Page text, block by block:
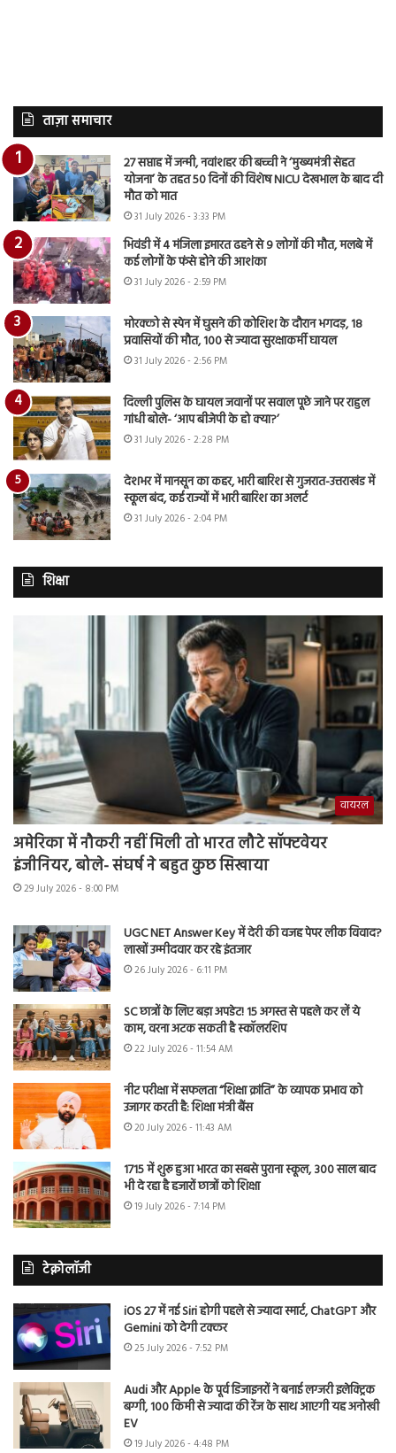
ताज़ा समाचार
27 सप्ताह में जन्मी, नवांशहर की बच्ची ने ‘मुख्यमंत्री सेहत
योजना’ के तहत 50 दिनों की विशेष NICU देखभाल के बाद दी
मौत को मात
31 July 2026 - 3:33 PM
भिवंडी में 4 मंजिला इमारत ढहने से 9 लोगों की मौत, मलबे में
कई लोगों के फंसे होने की आशंका
31 July 2026 - 2:59 PM
मोरक्को से स्पेन में घुसने की कोशिश के दौरान भगदड़, 18
प्रवासियों की मौत, 100 से ज्यादा सुरक्षाकर्मी घायल
31 July 2026 - 2:56 PM
दिल्ली पुलिस के घायल जवानों पर सवाल पूछे जाने पर राहुल
गांधी बोले- ‘आप बीजेपी के हो क्या?’
31 July 2026 - 2:28 PM
देशभर में मानसून का कहर, भारी बारिश से गुजरात-उत्तराखंड में
स्कूल बंद, कई राज्यों में भारी बारिश का अलर्ट
31 July 2026 - 2:04 PM
शिक्षा
वायरल
अमेरिका में नौकरी नहीं मिली तो भारत लौटे सॉफ्टवेयर
इंजीनियर, बोले- संघर्ष ने बहुत कुछ सिखाया
29 July 2026 - 8:00 PM
UGC NET Answer Key में देरी की वजह पेपर लीक विवाद?
लाखों उम्मीदवार कर रहे इंतजार
26 July 2026 - 6:11 PM
SC छात्रों के लिए बड़ा अपडेट! 15 अगस्त से पहले कर लें ये
काम, वरना अटक सकती है स्कॉलरशिप
22 July 2026 - 11:54 AM
नीट परीक्षा में सफलता “शिक्षा क्रांति” के व्यापक प्रभाव को
उजागर करती है: शिक्षा मंत्री बैंस
20 July 2026 - 11:43 AM
1715 में शुरू हुआ भारत का सबसे पुराना स्कूल, 300 साल बाद
भी दे रहा है हजारों छात्रों को शिक्षा
19 July 2026 - 7:14 PM
टेक्नोलॉजी
iOS 27 में नई Siri होगी पहले से ज्यादा स्मार्ट, ChatGPT और
Gemini को देगी टक्कर
25 July 2026 - 7:52 PM
Audi और Apple के पूर्व डिजाइनरों ने बनाई लग्जरी इलेक्ट्रिक
बग्गी, 100 किमी से ज्यादा की रेंज के साथ आएगी यह अनोखी
EV
19 July 2026 - 4:48 PM